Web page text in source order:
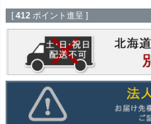
[ 412 ポイント進呈 ]